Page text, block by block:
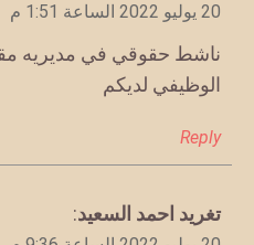
20 يوليو 2022 الساعة 1:51 م
ناشط حقوقي في مديريه
الوظيفي لديكم
Reply
يقول
تغريد احمد السعيد: